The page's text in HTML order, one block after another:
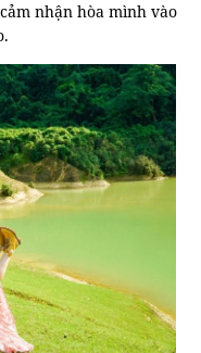
nhận hòa mình vào